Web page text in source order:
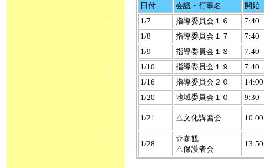
日付 会議・行事名
開始
1/7
指導委員会１６
7:40
1/8
指導委員会１７
7:40
1/9
指導委員会１８
7:40
1/10
指導委員会１９
7:40
1/16
指導委員会２０
14:00
1/20
地域委員会１０ 9:30
1/21 △文化講習会 10:00
1/28
☆参観
△保護者会
13:50